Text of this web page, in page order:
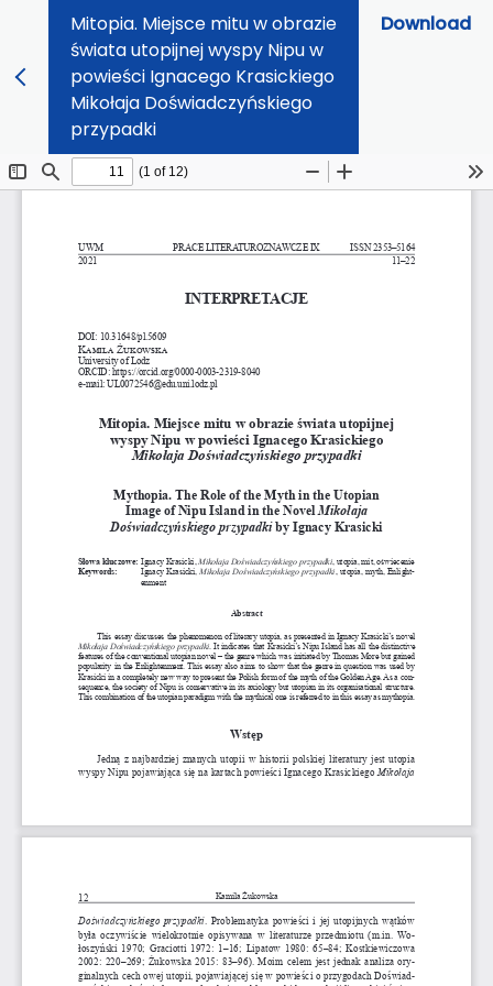
Mitopia. Miejsce mitu w obrazie
świata utopijnej wyspy Nipu w
powieści Ignacego Krasickiego
Mikołaja Doświadczyńskiego
przypadki
Download